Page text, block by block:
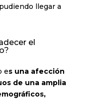
llegar a
el
es una afección
de una amplia